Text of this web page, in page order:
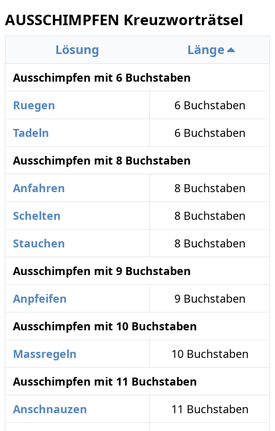
AUSSCHIMPFEN Kreuzworträtsel
Lösung Länge
Ausschimpfen mit 6 Buchstaben
Ruegen
6 Buchstaben
Tadeln
6 Buchstaben
Ausschimpfen mit 8 Buchstaben
Anfahren
8 Buchstaben
Schelten
8 Buchstaben
Stauchen
8 Buchstaben
Ausschimpfen mit 9 Buchstaben
Anpfeifen
9 Buchstaben
Ausschimpfen mit 10 Buchstaben
Massregeln
10 Buchstaben
Ausschimpfen mit 11 Buchstaben
Anschnauzen
11 Buchstaben